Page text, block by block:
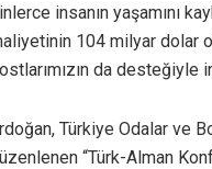
insanın yaşamını
104 milyar dolar
da desteğiyle
Türkiye Odalar ve
“Türk-Alman